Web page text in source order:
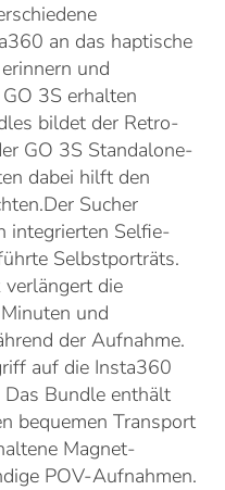
an das haptische
und
3S erhalten
bildet der Retro-
GO 3S Standalone-
dabei hilft den
Sucher
integrierten Selfie-
Selbstporträts.
die
und
der Aufnahme.
auf die Insta360
Bundle enthält
bequemen Transport
Magnet-
POV-Aufnahmen.